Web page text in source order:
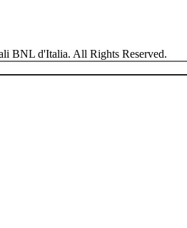
BNL d'Italia. All Rights Reserved.